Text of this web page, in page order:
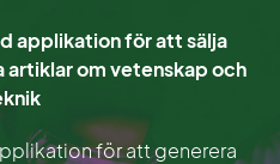
applikation för att sälja
artiklar om vetenskap och
för att generera